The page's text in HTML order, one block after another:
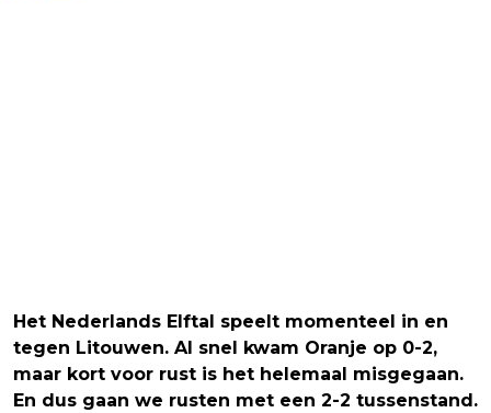
Het Nederlands Elftal speelt momenteel in en
tegen Litouwen. Al snel kwam Oranje op 0-2,
maar kort voor rust is het helemaal misgegaan.
En dus gaan we rusten met een 2-2 tussenstand.